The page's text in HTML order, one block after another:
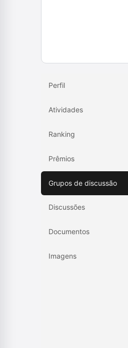
Perfil
Atividades
Ranking
Prêmios
Grupos de discussão
Discussões
Documentos
Imagens